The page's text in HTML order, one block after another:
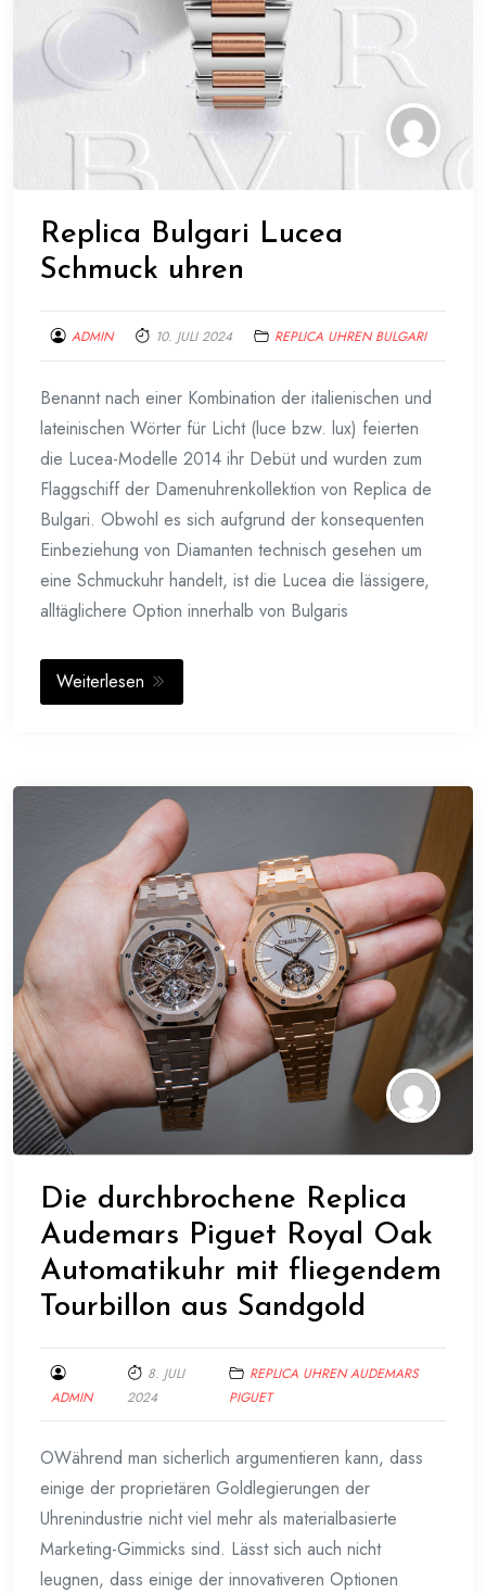
Replica Bulgari Lucea
Schmuck uhren
ADMIN 10. JULI 2024 REPLICA UHREN BULGARI
Benannt nach einer Kombination der italienischen und
lateinischen Wörter für Licht (luce bzw. lux) feierten
die Lucea-Modelle 2014 ihr Debüt und wurden zum
Flaggschiff der Damenuhrenkollektion von Replica de
Bulgari. Obwohl es sich aufgrund der konsequenten
Einbeziehung von Diamanten technisch gesehen um
eine Schmuckuhr handelt, ist die Lucea die lässigere,
alltäglichere Option innerhalb von Bulgaris
Weiterlesen
Die durchbrochene Replica
Audemars Piguet Royal Oak
Automatikuhr mit fliegendem
Tourbillon aus Sandgold
ADMIN
8. JULI
2024
REPLICA UHREN AUDEMARS
PIGUET
OWährend man sicherlich argumentieren kann, dass
einige der proprietären Goldlegierungen der
Uhrenindustrie nicht viel mehr als materialbasierte
Marketing-Gimmicks sind. Lässt sich auch nicht
leugnen, dass einige der innovativeren Optionen